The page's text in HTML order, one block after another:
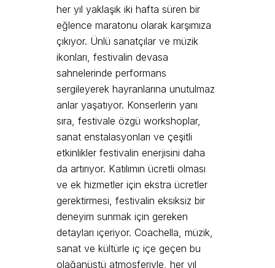
her yıl yaklaşık iki hafta süren bir
eğlence maratonu olarak karşımıza
çıkıyor. Ünlü sanatçılar ve müzik
ikonları, festivalin devasa
sahnelerinde performans
sergileyerek hayranlarına unutulmaz
anlar yaşatıyor. Konserlerin yanı
sıra, festivale özgü workshoplar,
sanat enstalasyonları ve çeşitli
etkinlikler festivalin enerjisini daha
da artırıyor. Katılımın ücretli olması
ve ek hizmetler için ekstra ücretler
gerektirmesi, festivalin eksiksiz bir
deneyim sunmak için gereken
detayları içeriyor. Coachella, müzik,
sanat ve kültürle iç içe geçen bu
olağanüstü atmosferiyle, her yıl